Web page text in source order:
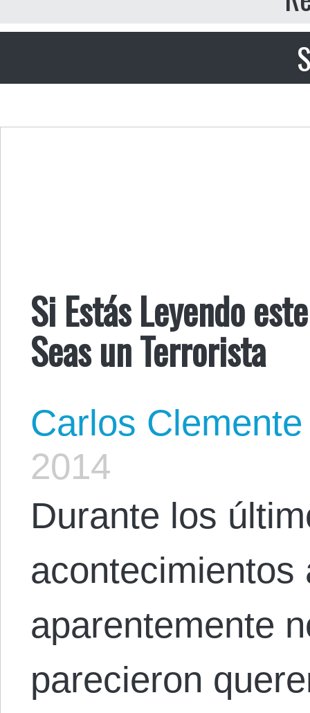
Si Estás Leyendo
Seas un Terrorista
Carlos Clemente
2014
Durante los
acontecimientos
aparentemente
parecieron